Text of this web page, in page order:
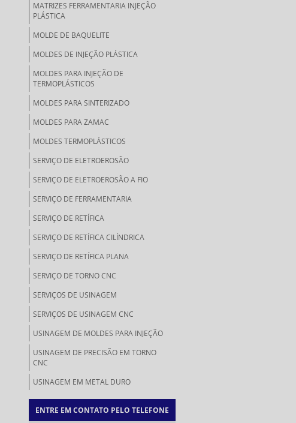
MATRIZES FERRAMENTARIA INJEÇÃO
PLÁSTICA
MOLDE DE BAQUELITE
MOLDES DE INJEÇÃO PLÁSTICA
MOLDES PARA INJEÇÃO DE
TERMOPLÁSTICOS
MOLDES PARA SINTERIZADO
MOLDES PARA ZAMAC
MOLDES TERMOPLÁSTICOS
SERVIÇO DE ELETROEROSÃO
SERVIÇO DE ELETROEROSÃO A FIO
SERVIÇO DE FERRAMENTARIA
SERVIÇO DE RETÍFICA
SERVIÇO DE RETÍFICA CILÍNDRICA
SERVIÇO DE RETÍFICA PLANA
SERVIÇO DE TORNO CNC
SERVIÇOS DE USINAGEM
SERVIÇOS DE USINAGEM CNC
USINAGEM DE MOLDES PARA INJEÇÃO
USINAGEM DE PRECISÃO EM TORNO
CNC
USINAGEM EM METAL DURO
ENTRE EM CONTATO PELO TELEFONE